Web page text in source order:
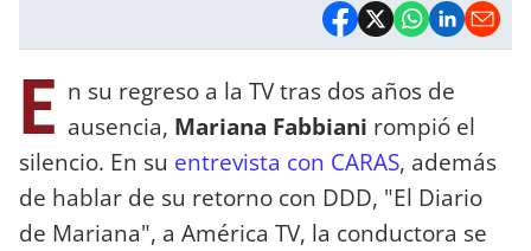
E n su regreso a la TV tras dos años de
ausencia, Mariana Fabbiani rompió el
silencio. En su entrevista con CARAS, además
de hablar de su retorno con DDD, "El Diario
de Mariana", a América TV, la conductora se